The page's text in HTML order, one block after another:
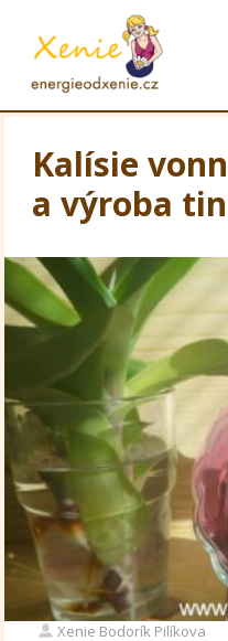
Kalísie
a výroba
Xenie Bodorík Pilíkova